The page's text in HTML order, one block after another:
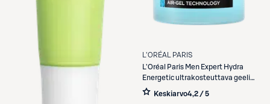
L'ORÉAL PARIS
L'Oréal Paris Men Expert Hydra
Energetic ultrakosteuttava geeli
50ml
Keskiarvo4,2 / 5